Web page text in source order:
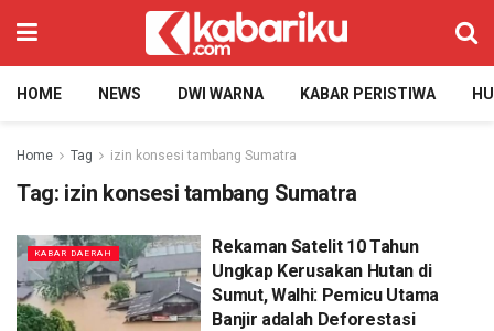
HOME NEWS DWI WARNA KABAR PERISTIWA
Home Tag izin konsesi tambang Sumatra
Tag: izin konsesi tambang Sumatra
KABAR DAERAH
Rekaman Satelit 10 Tahun
Ungkap Kerusakan Hutan di
Sumut, Walhi: Pemicu Utama
Banjir adalah Deforestasi